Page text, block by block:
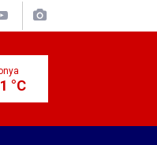
°C